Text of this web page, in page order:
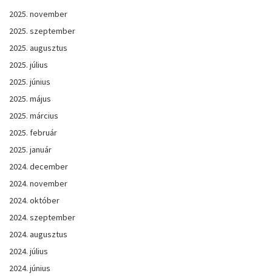
2025. november
2025. szeptember
2025. augusztus
2025. július
2025. június
2025. május
2025. március
2025. február
2025. január
2024. december
2024. november
2024. október
2024. szeptember
2024. augusztus
2024. július
2024. június